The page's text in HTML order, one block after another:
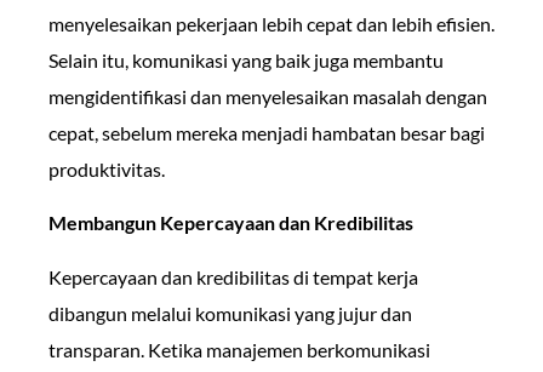
menyelesaikan pekerjaan lebih cepat dan lebih efisien.
Selain itu, komunikasi yang baik juga membantu
mengidentifikasi dan menyelesaikan masalah dengan
cepat, sebelum mereka menjadi hambatan besar bagi
produktivitas.
Membangun Kepercayaan dan Kredibilitas
Kepercayaan dan kredibilitas di tempat kerja
dibangun melalui komunikasi yang jujur dan
transparan. Ketika manajemen berkomunikasi